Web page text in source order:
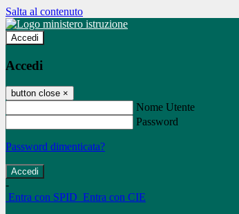
Salta al contenuto
Accedi
Accedi
button close ×
Nome Utente
Password
Password dimenticata?
-
Entra con SPID Entra con CIE